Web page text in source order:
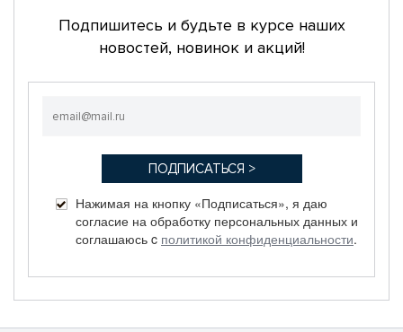
Подпишитесь и будьте в курсе наших
новостей, новинок и акций!
Нажимая на кнопку «Подписаться», я даю
согласие на обработку персональных данных и
соглашаюсь c политикой конфиденциальности.